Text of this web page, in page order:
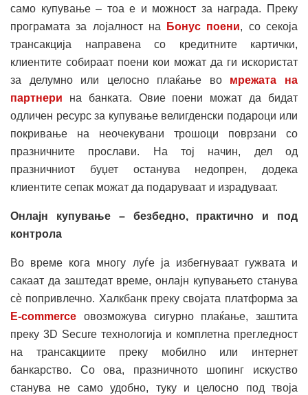
само купување – тоа е и можност за награда. Преку
програмата за лојалност на
Бонус поени, со секоја
трансакција направена со кредитните картички,
клиентите собираат поени кои можат да ги искористат
за делумно или целосно плаќање во мрежата на
партнери на банката. Овие поени можат да бидат
одличен ресурс за купување велигденски подароци или
покривање на неочекувани трошоци поврзани со
празничните прослави. На тој начин, дел од
празничниот буџет останува недопрен, додека
клиентите сепак можат да подаруваат и израдуваат.
Онлајн купување – безбедно, практично и под
контрола
Во време кога многу луѓе ја избегнуваат гужвата и
сакаат да заштедат време, онлајн купувањето станува
сè попривлечно. Халкбанк преку својата платформа за
E-commerce овозможува сигурно плаќање, заштита
преку 3D Secure технологија и комплетна прегледност
на трансакциите преку мобилно или интернет
банкарство. Со ова, празничното шопинг искуство
станува не само удобно, туку и целосно под твоја